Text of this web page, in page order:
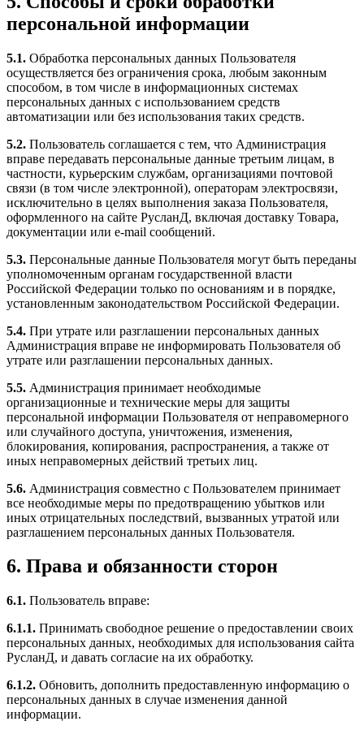
персональной информации
5.1. Обработка персональных данных Пользователя
осуществляется без ограничения срока, любым законным
способом, в том числе в информационных системах
персональных данных с использованием средств
автоматизации или без использования таких средств.
5.2. Пользователь соглашается с тем, что Администрация
вправе передавать персональные данные третьим лицам, в
частности, курьерским службам, организациями почтовой
связи (в том числе электронной), операторам электросвязи,
исключительно в целях выполнения заказа Пользователя,
оформленного на сайте РусланД, включая доставку Товара,
документации или e-mail сообщений.
5.3. Персональные данные Пользователя могут быть переданы
уполномоченным органам государственной власти
Российской Федерации только по основаниям и в порядке,
установленным законодательством Российской Федерации.
5.4. При утрате или разглашении персональных данных
Администрация вправе не информировать Пользователя об
утрате или разглашении персональных данных.
5.5. Администрация принимает необходимые
организационные и технические меры для защиты
персональной информации Пользователя от неправомерного
или случайного доступа, уничтожения, изменения,
блокирования, копирования, распространения, а также от
иных неправомерных действий третьих лиц.
5.6. Администрация совместно с Пользователем принимает
все необходимые меры по предотвращению убытков или
иных отрицательных последствий, вызванных утратой или
разглашением персональных данных Пользователя.
6. Права и обязанности сторон
6.1. Пользователь вправе:
6.1.1. Принимать свободное решение о предоставлении своих
персональных данных, необходимых для использования сайта
РусланД, и давать согласие на их обработку.
6.1.2. Обновить, дополнить предоставленную информацию о
персональных данных в случае изменения данной
информации.